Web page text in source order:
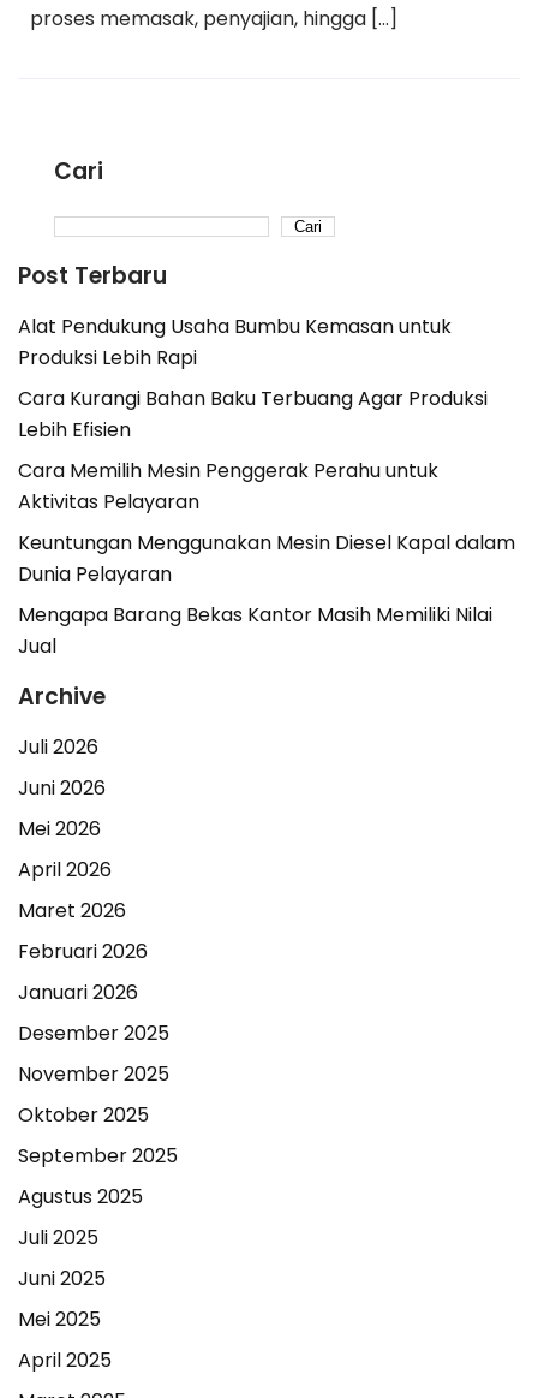
proses memasak, penyajian, hingga […]
Cari
Cari
Post Terbaru
Alat Pendukung Usaha Bumbu Kemasan untuk
Produksi Lebih Rapi
Cara Kurangi Bahan Baku Terbuang Agar Produksi
Lebih Efisien
Cara Memilih Mesin Penggerak Perahu untuk
Aktivitas Pelayaran
Keuntungan Menggunakan Mesin Diesel Kapal dalam
Dunia Pelayaran
Mengapa Barang Bekas Kantor Masih Memiliki Nilai
Jual
Archive
Juli 2026
Juni 2026
Mei 2026
April 2026
Maret 2026
Februari 2026
Januari 2026
Desember 2025
November 2025
Oktober 2025
September 2025
Agustus 2025
Juli 2025
Juni 2025
Mei 2025
April 2025